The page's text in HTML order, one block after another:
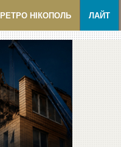
РЕТРО НІКОПОЛЬ ЛАЙТ